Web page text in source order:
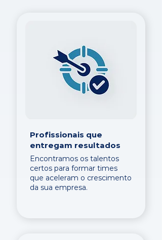
Profissionais que
entregam resultados
Encontramos os talentos
certos para formar times
que aceleram o crescimento
da sua empresa.